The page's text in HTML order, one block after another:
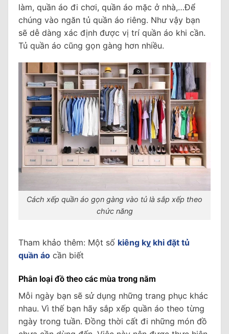
làm, quần áo đi chơi, quần áo mặc ở nhà,…Để
chúng vào ngăn tủ quần áo riêng. Như vậy bạn
sẽ dễ dàng xác định được vị trí quần áo khi cần.
Tủ quần áo cũng gọn gàng hơn nhiều.
Cách xếp quần áo gọn gàng vào tủ là sắp xếp theo
chức năng
Tham khảo thêm: Một số kiêng kỵ khi đặt tủ
quần áo cần biết
Phân loại đồ theo các mùa trong năm
Mỗi ngày bạn sẽ sử dụng những trang phục khác
nhau. Vì thế bạn hãy sắp xếp quần áo theo từng
ngày trong tuần. Đồng thời cất đi những món đồ